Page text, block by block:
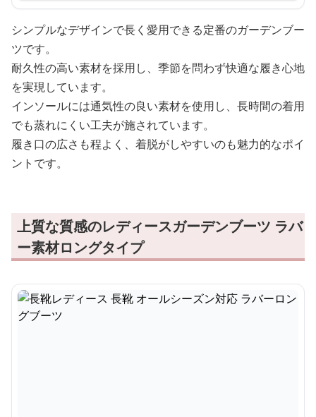
シンプルなデザインで長く愛用できる定番のガーデンブー
ツです。
耐久性の高い素材を採用し、季節を問わず快適な履き心地
を実現しています。
インソールには通気性の良い素材を使用し、長時間の着用
でも蒸れにくい工夫が施されています。
履き口の広さも程よく、着脱がしやすいのも魅力的なポイ
ントです。
上質な質感のレディースガーデンブーツ ラバ
ー素材ロングタイプ